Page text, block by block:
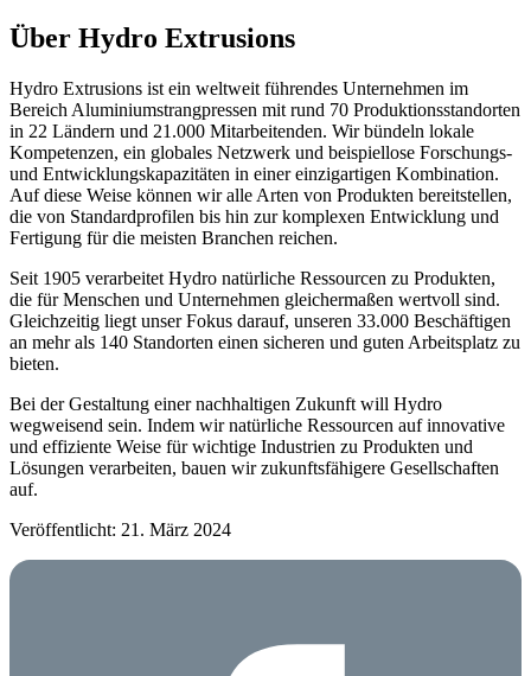
Über Hydro Extrusions
Hydro Extrusions ist ein weltweit führendes Unternehmen im
Bereich Aluminiumstrangpressen mit rund 70 Produktionsstandorten
in 22 Ländern und 21.000 Mitarbeitenden. Wir bündeln lokale
Kompetenzen, ein globales Netzwerk und beispiellose Forschungs-
und Entwicklungskapazitäten in einer einzigartigen Kombination.
Auf diese Weise können wir alle Arten von Produkten bereitstellen,
die von Standardprofilen bis hin zur komplexen Entwicklung und
Fertigung für die meisten Branchen reichen.
Seit 1905 verarbeitet Hydro natürliche Ressourcen zu Produkten,
die für Menschen und Unternehmen gleichermaßen wertvoll sind.
Gleichzeitig liegt unser Fokus darauf, unseren 33.000 Beschäftigen
an mehr als 140 Standorten einen sicheren und guten Arbeitsplatz zu
bieten.
Bei der Gestaltung einer nachhaltigen Zukunft will Hydro
wegweisend sein. Indem wir natürliche Ressourcen auf innovative
und effiziente Weise für wichtige Industrien zu Produkten und
Lösungen verarbeiten, bauen wir zukunftsfähigere Gesellschaften
auf.
Veröffentlicht: 21. März 2024